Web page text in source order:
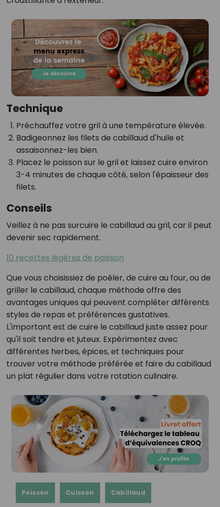
Technique
Préchauffez votre gril à une température élevée.
Badigeonnez les filets de cabillaud d'huile et
assaisonnez-les bien.
Placez le poisson sur le gril et laissez cuire environ
3-4 minutes de chaque côté, selon l'épaisseur des
filets.
Conseils
Veillez à ne pas surcuire le cabillaud au gril, car il peut
devenir sec rapidement.
10 recettes légères de poisson
Que vous choisissiez de poêler, de cuire au four, ou de
griller le cabillaud, chaque méthode offre des
avantages uniques qui peuvent compléter différents
styles de repas et préférences gustatives.
L'important est de cuire le cabillaud juste assez pour
qu'il soit tendre et juteux. Expérimentez avec
différentes herbes, épices, et techniques pour
trouver votre méthode préférée et faire du cabillaud
un plat régulier dans votre rotation culinaire.
Poisson Cuisson Cabillaud